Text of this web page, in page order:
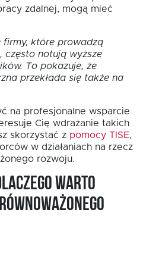
zdalnej, mogą mieć
firmy, które prowadzą
często notują wyższe
To pokazuje, że
przekłada się także na
na profesjonalne wsparcie
Cię wdrażanie takich
skorzystać z pomocy TISE,
w działaniach na rzecz
rozwoju.
warto